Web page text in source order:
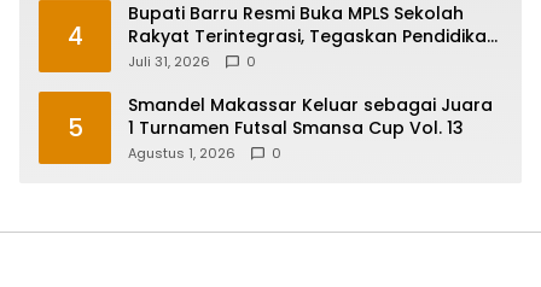
4
Bupati Barru Resmi Buka MPLS Sekolah
Rakyat Terintegrasi, Tegaskan Pendidikan
Kunci Masa Depan Generasi
Juli 31, 2026 0
5
Smandel Makassar Keluar sebagai Juara
1 Turnamen Futsal Smansa Cup Vol. 13
Agustus 1, 2026 0